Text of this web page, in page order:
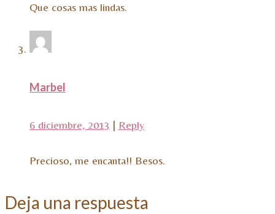
Que cosas mas lindas.
Marbel
6 diciembre, 2013 | Reply
Precioso, me encanta!! Besos.
Deja una respuesta